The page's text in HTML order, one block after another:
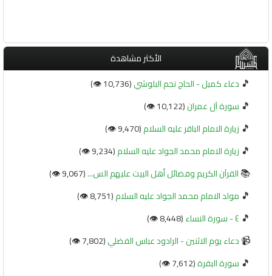
الأكثر مشاهدة
🎵 دعاء كميل - الحاج نجم البلوشي(10,736 👁️)
🎵 سورة آل عمران(10,122 👁️)
🎵 زيارة الامام الباقر عليه السلام(9,470 👁️)
🎵 زيارة الامام محمد الجواد عليه السلام(9,234 👁️)
📚القرآن الكريم وفضائل أهل البيت عليهم الس...(9,067 👁️)
🎵 مولد الامام محمد الجواد عليه السلام(8,751 👁️)
🎵 ٤ - سورة النساء (8,448 👁️)
📹دعاء يوم الاثنين - الرادود عباس الفضلي(7,802 👁️)
🎵 سورة البقرة(7,612 👁️)